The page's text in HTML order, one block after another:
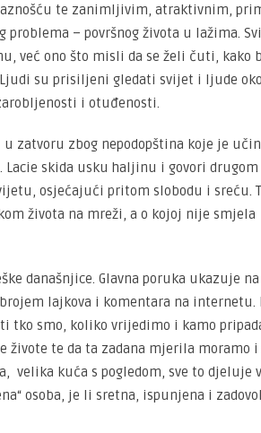
te zanimljivim, atraktivnim,
problema – površnog života u lažima.
već ono što misli da se želi čuti, kako
su prisiljeni gledati svijet i ljude
i otuđenosti.
zatvoru zbog nepodopština koje je
Lacie skida usku haljinu i govori drugom
osjećajući pritom slobodu i sreću.
života na mreži, a o kojoj nije smjela
današnjice. Glavna poruka ukazuje na
lajkova i komentara na internetu.
smo, koliko vrijedimo i kamo
te da ta zadana mjerila moramo i
velika kuća s pogledom, sve to djeluje
osoba, je li sretna, ispunjena i